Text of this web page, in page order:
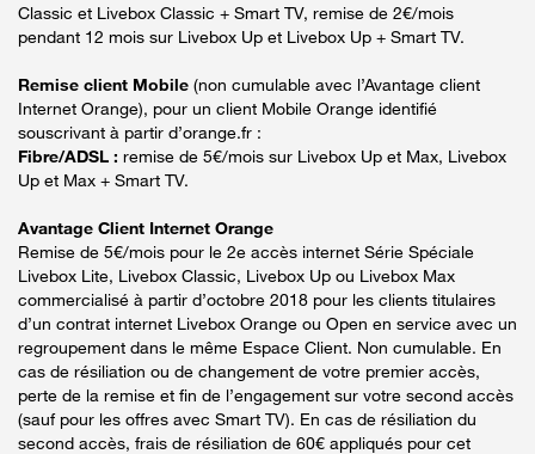
Classic et Livebox Classic + Smart TV, remise de 2€/mois
pendant 12 mois sur Livebox Up et Livebox Up + Smart TV.
Remise client Mobile (non cumulable avec l’Avantage client
Internet Orange), pour un client Mobile Orange identifié
souscrivant à partir d’orange.fr :
Fibre/ADSL : remise de 5€/mois sur Livebox Up et Max, Livebox
Up et Max + Smart TV.
Avantage Client Internet Orange
Remise de 5€/mois pour le 2e accès internet Série Spéciale
Livebox Lite, Livebox Classic, Livebox Up ou Livebox Max
commercialisé à partir d’octobre 2018 pour les clients titulaires
d’un contrat internet Livebox Orange ou Open en service avec un
regroupement dans le même Espace Client. Non cumulable. En
cas de résiliation ou de changement de votre premier accès,
perte de la remise et fin de l’engagement sur votre second accès
(sauf pour les offres avec Smart TV). En cas de résiliation du
second accès, frais de résiliation de 60€ appliqués pour cet